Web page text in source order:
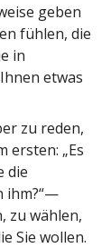
geben
fühlen, die
in
etwas
zu reden,
ersten: „Es
die
ihm?“—
zu wählen,
Sie wollen.